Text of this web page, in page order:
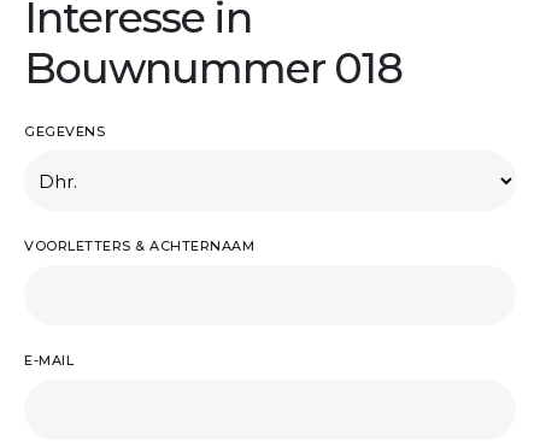
Interesse in
Bouwnummer 018
GEGEVENS
VOORLETTERS & ACHTERNAAM
E-MAIL